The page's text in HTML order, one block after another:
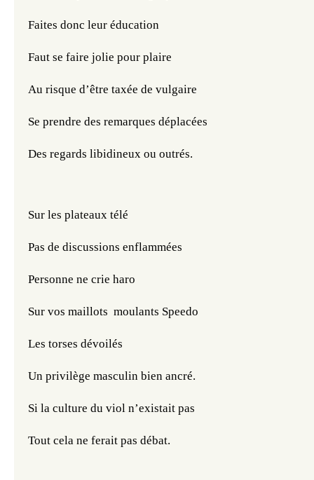
Faites donc leur éducation
Faut se faire jolie pour plaire
Au risque d’être taxée de vulgaire
Se prendre des remarques déplacées
Des regards libidineux ou outrés.
Sur les plateaux télé
Pas de discussions enflammées
Personne ne crie haro
Sur vos maillots  moulants Speedo
Les torses dévoilés
Un privilège masculin bien ancré.
Si la culture du viol n’existait pas
Tout cela ne ferait pas débat.